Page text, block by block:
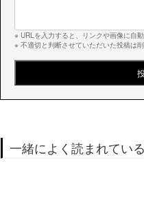
※ URLを入力すると、リンクや画像に自動
※ 不適切と判断させていただいた投稿は削
一緒によく読まれてい